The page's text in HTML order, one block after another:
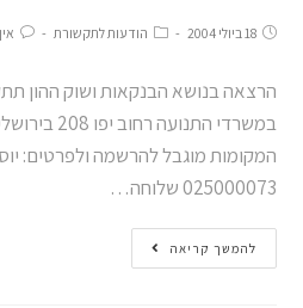
18 ביולי 2004 הודעות לתקשורת
במשרדי
המקומות מוגבל להרשמה ולפרטים:
025000073 שלוחה…
להמשך קריאה